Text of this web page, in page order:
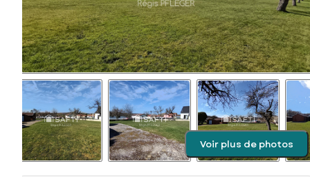
Voir plus de photos